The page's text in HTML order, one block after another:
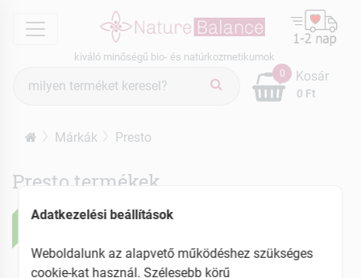
menu
kiváló minőségű bio- és natúrkozmetikumok
keresés
0
0 Ft
Kosár
Márkák Presto
Presto termékek
ÚJAdatkezelési beállítások
Weboldalunk az alapvető működéshez szükséges
cookie-kat használ. Szélesebb körű